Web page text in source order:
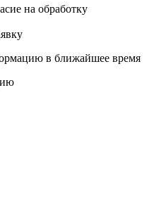
на обработку
в ближайшее время